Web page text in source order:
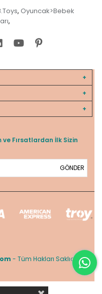
, Oyuncak>Bebek
,
ve Fırsatlardan İlk Sizin
GÖNDER
- Tüm Hakları Saklıdır.